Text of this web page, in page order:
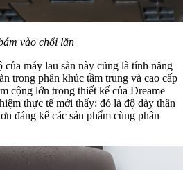
vào chổi lăn
máy lau sàn này cũng là tính năng
trong phân khúc tầm trung và cao cấp
cộng lớn trong thiết kế của Dreame
thực tế mới thấy: đó là độ dày thân
đáng kể các sản phẩm cùng phân